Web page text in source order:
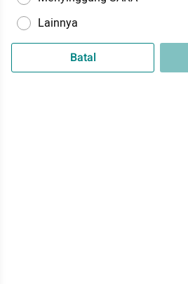
Lainnya
Batal